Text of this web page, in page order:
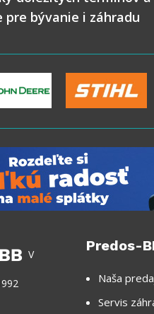
pre bývanie i záhradu
V
Predos-
Naša
Servis